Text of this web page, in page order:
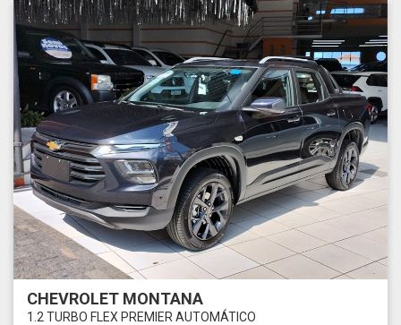
CHEVROLET MONTANA
1.2 TURBO FLEX PREMIER AUTOMÁTICO